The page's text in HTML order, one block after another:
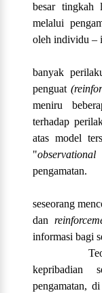
besar tingkah
melalui
oleh individu –
Bandura
banyak
penguat
meniru
terhadap
atas model
"
pengamatan.
seseorang
dan
informasi bagi
Teori
kepribadian
pengamatan,